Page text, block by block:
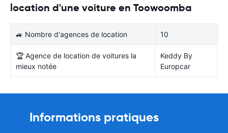
location d'une voiture en Toowoomba
🚙 Nombre d'agences de location 10
🏆 Agence de location de voitures la
mieux notée
Keddy By
Europcar
Informations pratiques